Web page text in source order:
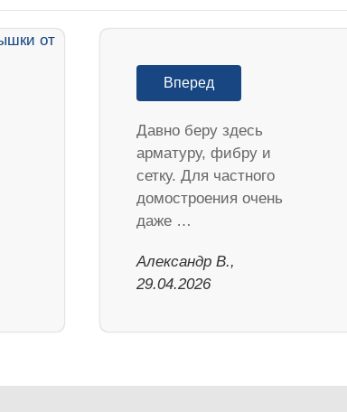
Вперед
Давно беру здесь
арматуру, фибру и
сетку. Для частного
домостроения очень
даже …
Александр В.,
29.04.2026